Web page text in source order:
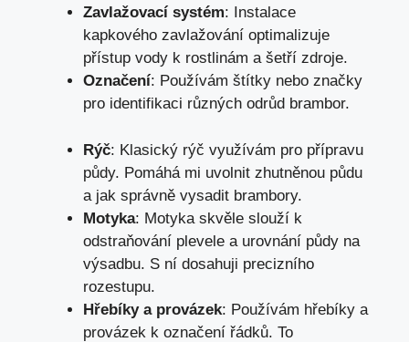
Zavlažovací systém: Instalace
kapkového zavlažování optimalizuje
přístup vody k rostlinám a šetří zdroje.
Označení: Používám štítky nebo značky
pro identifikaci různých odrůd brambor.
Rýč: Klasický rýč využívám pro přípravu
půdy. Pomáhá mi uvolnit zhutněnou půdu
a jak správně vysadit brambory.
Motyka: Motyka skvěle slouží k
odstraňování plevele a urovnání půdy na
výsadbu. S ní dosahuji precizního
rozestupu.
Hřebíky a provázek: Používám hřebíky a
provázek k označení řádků. To